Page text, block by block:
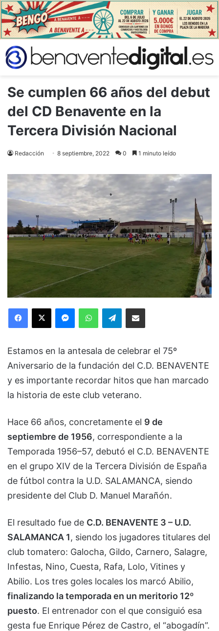
Se cumplen 66 años del debut
del CD Benavente en la
Tercera División Nacional
Redacción 8 septiembre, 2022 0 1 minuto leído
Facebook
X MessengerWhatsAppTelegramCompartir via Email
Estamos en la antesala de celebrar el 75º
Aniversario de la fundación del C.D. BENAVENTE
y es importante recordar hitos que han marcado
la historia de este club veterano.
Hace 66 años, concretamente el 9 de
septiembre de 1956, correspondiente a la
Temporada 1956–57, debutó el C.D. BENAVENTE
en el grupo XIV de la Tercera División de España
de fútbol contra la U.D. SALAMANCA, siendo
presidente del Club D. Manuel Marañón.
El resultado fue de C.D. BENAVENTE 3 – U.D.
SALAMANCA 1, siendo los jugadores titulares del
club tomatero: Galocha, Gildo, Carnero, Salagre,
Infestas, Nino, Cuesta, Rafa, Lolo, Vitines y
Abilio. Los tres goles locales los marcó Abilio,
finalizando la temporada en un meritorio 12º
puesto. El entrenador con el que consiguió esa
gesta fue Enrique Pérez de Castro, el “abogadín”.